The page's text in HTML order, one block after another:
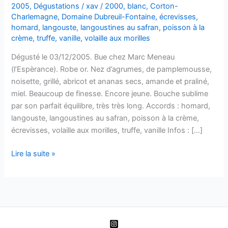
2005, Dégustations /xav/ 2000, blanc,Corton-
Charlemagne, Domaine Dubreuil-Fontaine,écrevisses,
homard, langouste, langoustines au safran, poisson à la
crème,truffe,vanille,volaille aux morilles
Dégusté le 03/12/2005. Bue chez Marc Meneau
(l’Espèrance). Robe or. Nez d’agrumes, de pamplemousse,
noisette, grillé, abricot et ananas secs, amande et praliné,
miel. Beaucoup de finesse. Encore jeune. Bouche sublime
par son parfait équilibre, très très long. Accords : homard,
langouste, langoustines au safran, poisson à la crème,
écrevisses, volaille aux morilles, truffe, vanille Infos : […]
Corton-
Lire la suite »